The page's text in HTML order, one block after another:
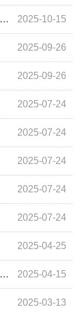
2025-10-15
2025-09-26
2025-09-26
2025-07-24
2025-07-24
2025-07-24
2025-07-24
2025-07-24
2025-04-25
2025-04-15
2025-03-13